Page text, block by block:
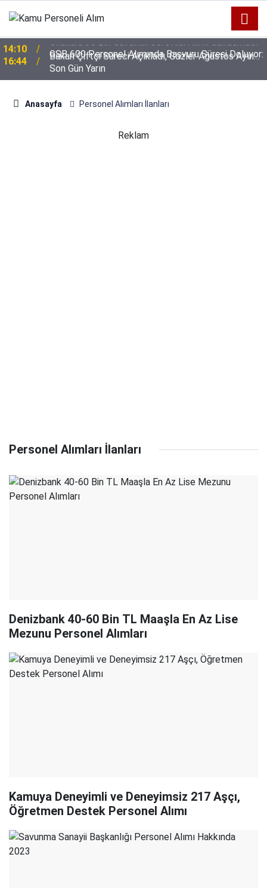
16:44
GSB 600 Personel Alımında Başvuru Süresi Doluyor:
Son Gün Yarın
Anasayfa Personel Alımları İlanları
Reklam
Personel Alımları İlanları
Denizbank 40-60 Bin TL Maaşla En Az Lise
Mezunu Personel Alımları
Kamuya Deneyimli ve Deneyimsiz 217 Aşçı,
Öğretmen Destek Personel Alımı